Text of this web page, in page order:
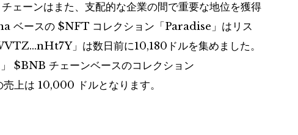
チェーンはまた、支配的な企業の間で重要な地位を獲得
ベースの $NFT コレクション「Paradise」はリス
」は数日前に10,180ドルを集めました。
$BNB チェーンベースのコレクション
上は 10,000 ドルとなります。